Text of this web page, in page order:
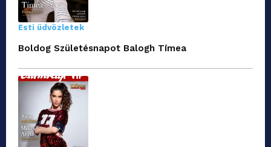
Esti üdvözletek
Boldog Születésnapot Balogh Tímea